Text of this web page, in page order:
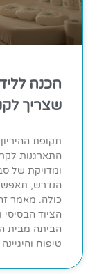
הכנה
שצריך
תקופת
התארגנות
ומדויקת של
הנדרש,
כולה. מאמר
הציוד
הביתה מבית
טיפוח והיגיינה